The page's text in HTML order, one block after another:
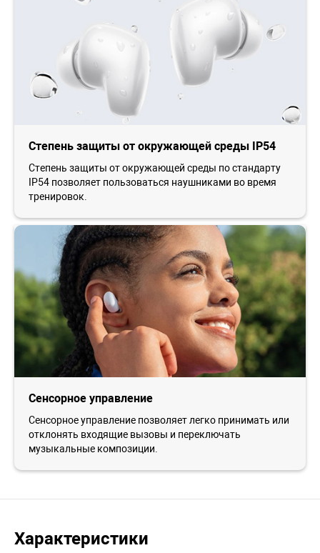
Степень защиты от окружающей среды IP54
Степень защиты от окружающей среды по стандарту
IP54 позволяет пользоваться наушниками во время
тренировок.
Сенсорное управление
Сенсорное управление позволяет легко принимать или
отклонять входящие вызовы и переключать
музыкальные композиции.
Характеристики